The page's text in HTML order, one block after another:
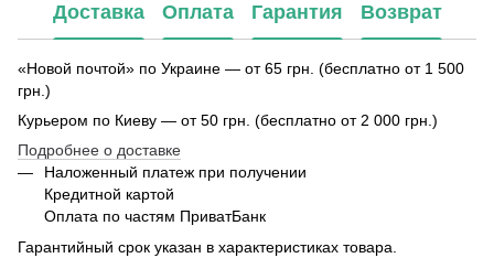
Доставка Оплата Гарантия Возврат
«Новой почтой» по Украине — от 65 грн. (бесплатно от 1 500
грн.)
Курьером по Киеву — от 50 грн. (бесплатно от 2 000 грн.)
Подробнее о доставке
Наложенный платеж при получении
Кредитной картой
Оплата по частям ПриватБанк
Гарантийный срок указан в характеристиках товара.